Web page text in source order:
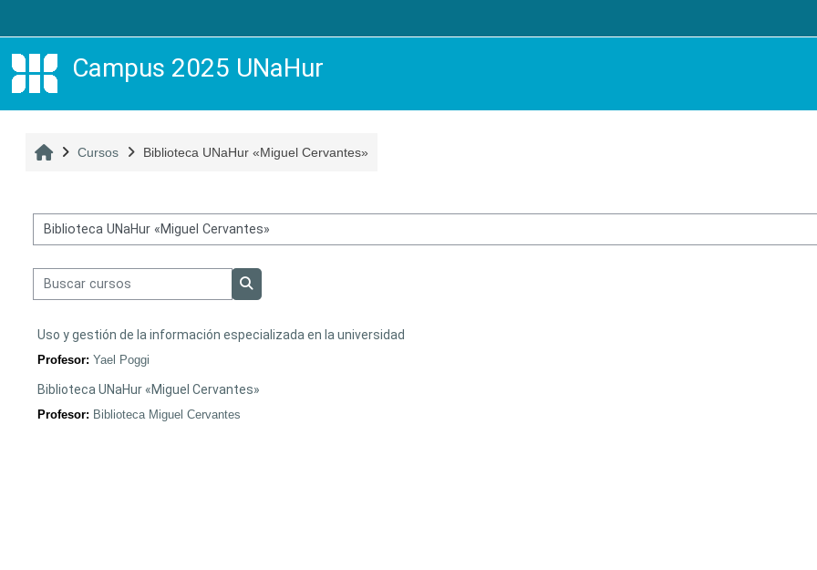
Campus 2025 UNaHur
Inicio
Cursos Biblioteca UNaHur «Miguel Cervantes»
Categorías
Buscar cursos
Uso y gestión de la información especializada en la universidad
Profesor:Yael Poggi
Biblioteca UNaHur «Miguel Cervantes»
Profesor: Biblioteca Miguel Cervantes